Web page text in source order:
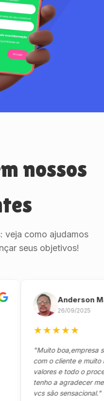
nossos
veja como ajudamos
seus objetivos!
Anderson
26/09/2025
★★★
"Muito boa,empresa séria
com o cliente e muito
valores e todo o processo
tenho a agradecer
vcs são sensacional."